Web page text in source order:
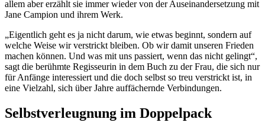
allem aber erzählt sie immer wieder von der Auseinandersetzung mit
Jane Campion und ihrem Werk.
„Eigentlich geht es ja nicht darum, wie etwas beginnt, sondern auf
welche Weise wir verstrickt bleiben. Ob wir damit unseren Frieden
machen können. Und was mit uns passiert, wenn das nicht gelingt“,
sagt die berühmte Regisseurin in dem Buch zu der Frau, die sich nur
für Anfänge interessiert und die doch selbst so treu verstrickt ist, in
eine Vielzahl, sich über Jahre auffächernde Verbindungen.
Selbstverleugnung im Doppelpack